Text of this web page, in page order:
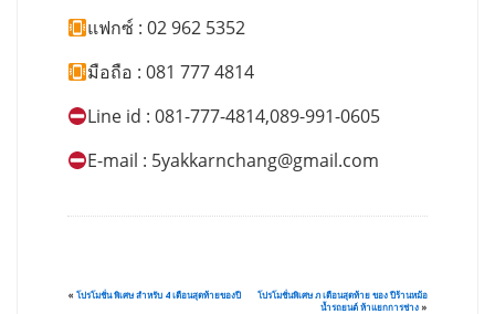
แฟกซ์ : 02 962 5352
มือถือ : 081 777 4814
Line id : 081-777-4814,089-991-0605
E-mail : 5yakkarnchang@gmail.com
« โปรโมชั่น พิเศษ สำหรับ 4 เดือนสุดท้ายของปี
โปรโมชั่นพิเศษ ภ เดือนสุดท้าย ของ ปีร้านหม้อ
น้ำรถยนต์ ห้าแยกการช่าง »